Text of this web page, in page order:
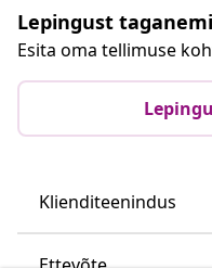
Lepingust
Esita oma tellimuse
Klienditeenindus